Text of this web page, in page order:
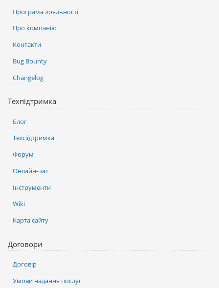
Програма лояльності
Про компанію
Контакти
Bug Bounty
Changelog
Техпідтримка
Блог
Техпідтримка
Форум
Онлайн-чат
Інструменти
Wiki
Карта сайту
Договори
Договір
Умови надання послуг